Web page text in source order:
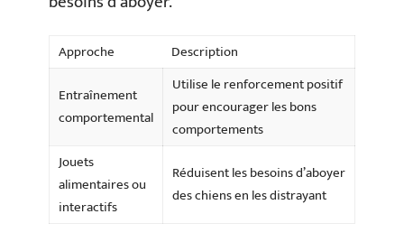
Approche
Description
Entraînement
comportemental
Utilise le renforcement positif
pour encourager les bons
comportements
Jouets
alimentaires ou
interactifs
Réduisent les besoins d’aboyer
des chiens en les distrayant